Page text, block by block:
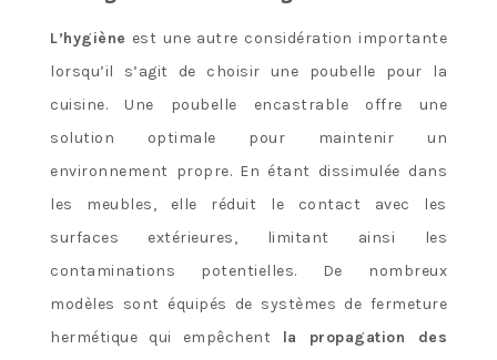
L’hygiène est une autre considération importante
lorsqu’il s’agit de choisir une poubelle pour la
cuisine. Une poubelle encastrable offre une
solution optimale pour maintenir un
environnement propre. En étant dissimulée dans
les meubles, elle réduit le contact avec les
surfaces extérieures, limitant ainsi les
contaminations potentielles. De nombreux
modèles sont équipés de systèmes de fermeture
hermétique qui empêchent la propagation des